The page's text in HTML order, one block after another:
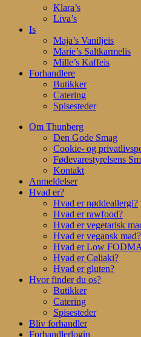
Klara’s
Liva’s
Is
Maja’s Vaniljeis
Marie’s Saltkarmelis
Mille’s Kaffeis
Forhandlere
Butikker
Catering
Spisesteder
Om Thunberg
Den Gode Smag
Cookie- og
Fødevarestyrelsens
Kontakt
Anmeldelser
Hvad er?
Hvad er nøddeallergi?
Hvad er rawfood?
Hvad er vegetarisk
Hvad er vegansk mad?
Hvad er Low
Hvad er Cøliaki?
Hvad er gluten?
Hvor finder du os?
Butikker
Catering
Spisesteder
Bliv forhandler
Forhandlerlogin